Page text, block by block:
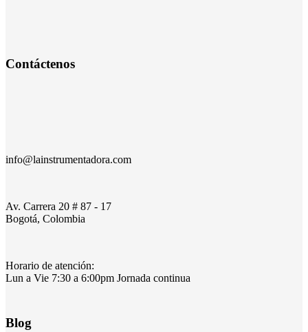
Contáctenos
info@lainstrumentadora.com
Av. Carrera 20 # 87 - 17
Bogotá, Colombia
Horario de atención:
Lun a Vie 7:30 a 6:00pm Jornada continua
Blog